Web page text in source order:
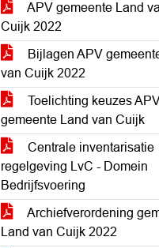
APV gemeente Land
Cuijk 2022
Bijlagen APV
van Cuijk 2022
Toelichting keuzes
gemeente Land van Cuijk
Centrale inventarisatie
regelgeving LvC - Domein
Bedrijfsvoering
Archiefverordening
Land van Cuijk 2022